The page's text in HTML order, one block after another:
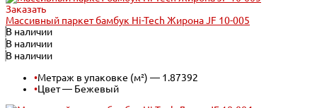
Заказать
Массивный паркет бамбук Hi-Tech Жирона JF 10-005
В наличии
В наличии
В наличии
•Метраж в упаковке (м²) — 1.87392
•Цвет — Бежевый